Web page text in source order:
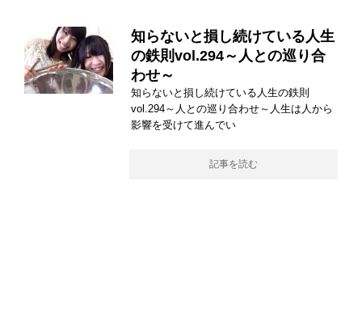
知らないと損し続けている人生
の鉄則vol.294～人との巡り合
わせ～
知らないと損し続けている人生の鉄則
vol.294～人との巡り合わせ～人生は人から
影響を受けて進んでい
記事を読む